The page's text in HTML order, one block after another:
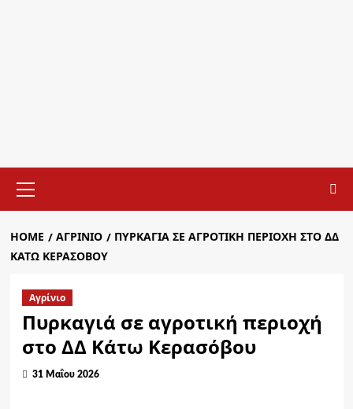
Menu
HOME AΓΡΊΝΙΟ
ΠΥΡΚΑΓΙΆ ΣΕ ΑΓΡΟΤΙΚΉ ΠΕΡΙΟΧΉ ΣΤΟ ΔΔ
ΚΆΤΩ ΚΕΡΑΣΌΒΟΥ
Aγρίνιο
Πυρκαγιά σε αγροτική περιοχή
στο ΔΔ Κάτω Κερασόβου
31 Μαΐου 2026